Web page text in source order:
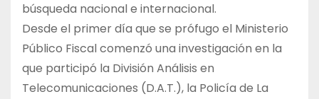
búsqueda nacional e internacional.
Desde el primer día que se prófugo el Ministerio
Público Fiscal comenzó una investigación en la
que participó la División Análisis en
Telecomunicaciones (D.A.T.), la Policía de La